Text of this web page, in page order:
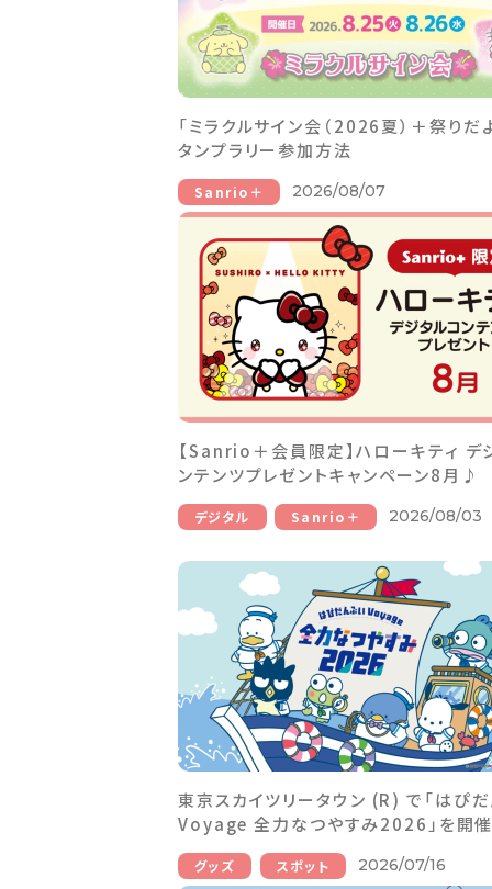
「ミラクルサイン会（2026夏）＋祭りだ
タンプラリー参加方法
Sanrio＋ 2026/08/07
【Sanrio＋会員限定】ハローキティ デ
ンテンツプレゼントキャンペーン8月♪
デジタル Sanrio＋ 2026/08/03
東京スカイツリータウン (R) で「はぴ
Voyage 全力なつやすみ2026」を開
グッズ スポット 2026/07/16